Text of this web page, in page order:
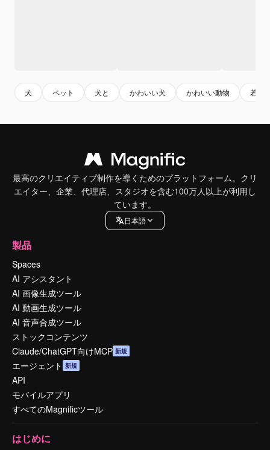
犬 ペット 犬と かわいい犬 かわいい動物 若い
最高のクリエイティブ制作を導くためのプラットフォーム。クリ
エイター、企業、代理店、スタジオを含む100万人以上が利用し
ています。
日本語
製品
Spaces
AI アシスタント
AI 画像生成ツール
AI 動画生成ツール
AI 音声合成ツール
ストックコンテンツ
Claude/ChatGPT向けMCP 新規
エージェント 新規
API
モバイルアプリ
すべてのMagnificツール
はじめに